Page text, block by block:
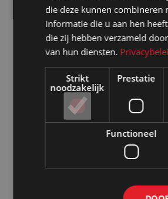
die deze kunnen combineren
informatie die u aan hen
die zij hebben verzameld
van hun diensten.
Strikt
noodzakelijk
Prestatie
Functioneel